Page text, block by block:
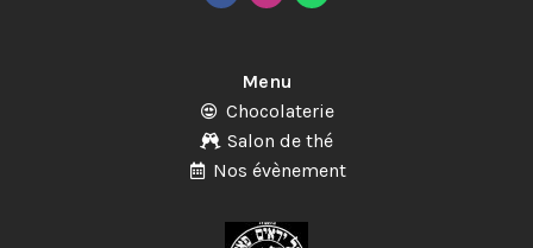
Menu
Chocolaterie
Salon de thé
Nos évènement